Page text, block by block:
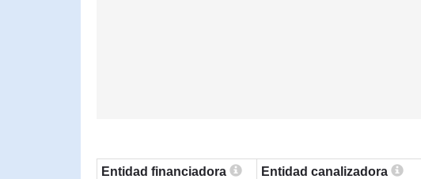
Entidad financiadora Entidad canalizadora